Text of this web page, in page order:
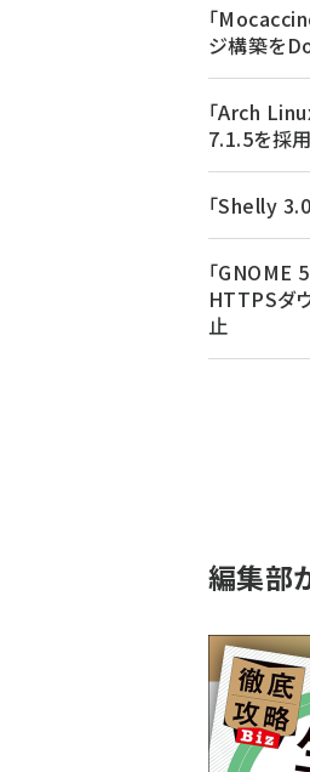
「
ジ構築を
「Arch
7.1.5を採用
「Shelly
「GNOME
HTTPSダ
止
編集部